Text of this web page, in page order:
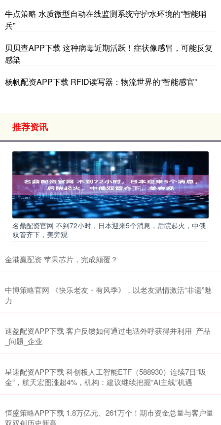
牛点策略 水质微型自动在线监测系统守护水环境的“智能哨
兵”
贝贝查APP下载 这种病毒近期活跃！症状像感冒，可能反复
感染
杨帆配资APP下载 RFID读写器：物流世界的“智能感官”
推荐资讯
名鼎配资官网 不到72小时，日本迎来5个消息，后院起火，中俄
双管齐下，美旁观
金港赢配资 苹果芯片，完成颠覆？
中博策略官网 《快乐老友・有风季》，以老友温情激活“非遗”魅
力
速盈配资APP下载 客户反馈如何通过电话外呼获得并利用_产品
_问题_企业
星速配资APP下载 科创板人工智能ETF（588930）连续7日“吸
金”，航天宏图涨超4%，机构：建议继续把握“AI主线”机遇
恒盛策略APP下载 1.8万亿元、261万个！期市资金总量与客户量
双双创历史新高